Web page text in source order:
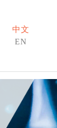
中文
EN